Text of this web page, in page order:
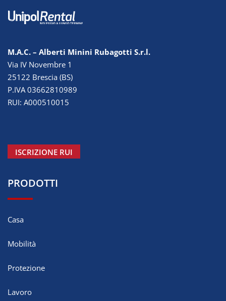
M.A.C. – Alberti Minini Rubagotti S.r.l.
Via IV Novembre 1
25122 Brescia (BS)
P.IVA 03662810989
RUI: A000510015
ISCRIZIONE RUI
PRODOTTI
Casa
Mobilità
Protezione
Lavoro